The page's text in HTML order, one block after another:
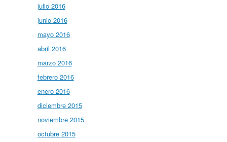
julio 2016
junio 2016
mayo 2016
abril 2016
marzo 2016
febrero 2016
enero 2016
diciembre 2015
noviembre 2015
octubre 2015